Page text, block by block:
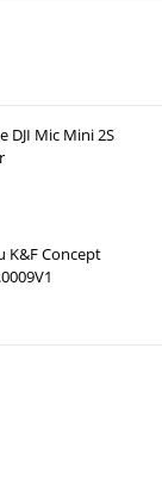
DJI Mic Mini 2S
K&F Concept